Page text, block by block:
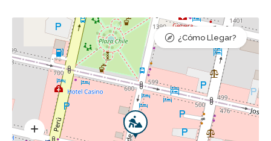
¿Cómo Llegar?